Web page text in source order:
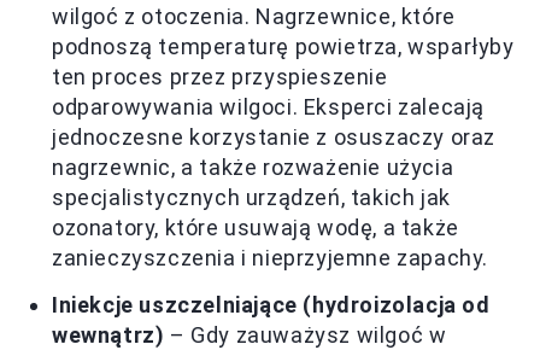
wilgoć z otoczenia. Nagrzewnice, które
podnoszą temperaturę powietrza, wsparłyby
ten proces przez przyspieszenie
odparowywania wilgoci. Eksperci zalecają
jednoczesne korzystanie z osuszaczy oraz
nagrzewnic, a także rozważenie użycia
specjalistycznych urządzeń, takich jak
ozonatory, które usuwają wodę, a także
zanieczyszczenia i nieprzyjemne zapachy.
Iniekcje uszczelniające (hydroizolacja od
wewnątrz) – Gdy zauważysz wilgoć w